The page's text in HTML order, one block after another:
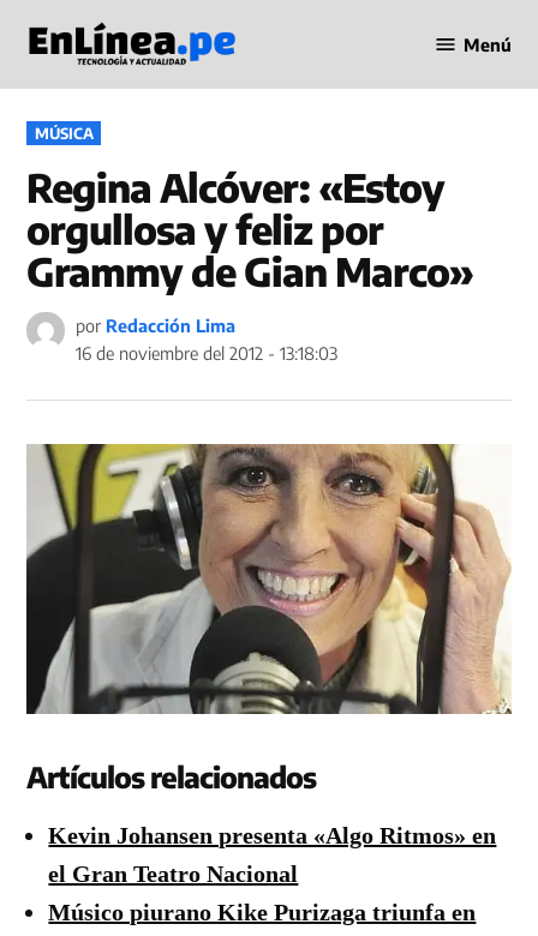
contenido
en Línea
Menú
PUBLICADO
EN
MÚSICA
Regina Alcóver: «Estoy
orgullosa y feliz por
Grammy de Gian Marco»
por Redacción Lima
16 de noviembre del 2012 - 13:18:03
Artículos relacionados
Kevin Johansen presenta «Algo Ritmos» en
el Gran Teatro Nacional
Músico piurano Kike Purizaga triunfa en